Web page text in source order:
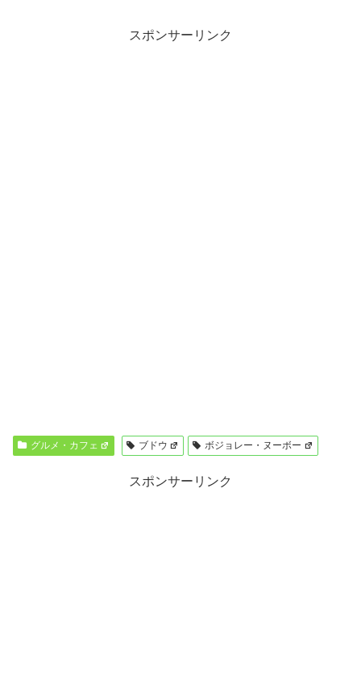
スポンサーリンク
グルメ・カフェ ブドウ ボジョレー・ヌーボー
スポンサーリンク